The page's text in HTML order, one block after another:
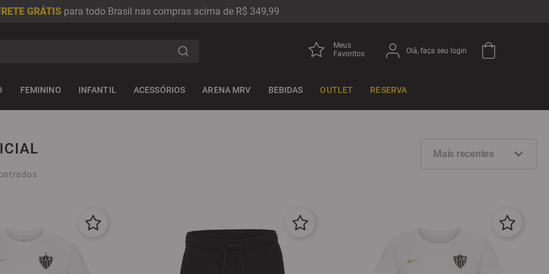
GRÁTISpara todo Brasil nas compras acima de R$ 349,99
Meus
Favoritos
Olá, faça seu login
FEMININO INFANTIL ACESSÓRIOS ARENA MRV BEBIDAS OUTLET RESERVA
Mais recentes